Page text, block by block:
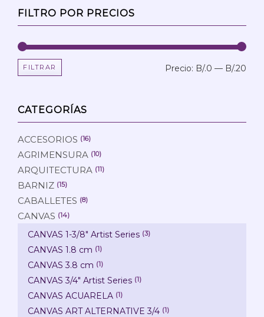
FILTRO POR PRECIOS
FILTRAR Precio: B/.0 — B/.20
CATEGORÍAS
ACCESORIOS (16)
AGRIMENSURA (10)
ARQUITECTURA (11)
BARNIZ (15)
CABALLETES (8)
CANVAS (14)
CANVAS 1-3/8" Artist Series (3)
CANVAS 1.8 cm (1)
CANVAS 3.8 cm (1)
CANVAS 3/4" Artist Series (1)
CANVAS ACUARELA (1)
CANVAS ART ALTERNATIVE 3/4 (1)